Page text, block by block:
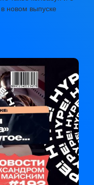
новом выпуске